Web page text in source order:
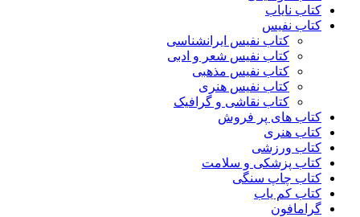
کتاب نایاب
کتاب نفیس
کتاب نفیس ایرانشناسی
کتاب نفیس شعر و ادبی
کتاب نفیس مذهبی
کتاب نفیس هنری
کتاب نقاشی و گرافیک
کتاب های پر فروش
کتاب هنری
کتاب ورزشی
کتاب پزشکی و سلامت
کتاب چاپ سنگی
کتاب کم یاب
گرامافون